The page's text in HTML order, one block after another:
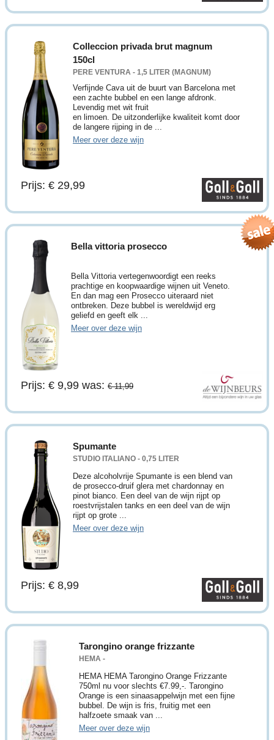
Colleccion privada brut magnum
150cl
PERE VENTURA - 1,5 LITER (MAGNUM)
Verfijnde Cava uit de buurt van Barcelona met
een zachte bubbel en een lange afdronk.
Levendig met wit fruit
en limoen. De uitzonderlijke kwaliteit komt door
de langere rijping in de ...
Meer over deze wijn
Prijs: € 29,99
Bella vittoria prosecco
Bella Vittoria vertegenwoordigt een reeks
prachtige en koopwaardige wijnen uit Veneto.
En dan mag een Prosecco uiteraard niet
ontbreken. Deze bubbel is wereldwijd erg
geliefd en geeft elk ...
Meer over deze wijn
Prijs: € 9,99 was: € 11,99
Spumante
STUDIO ITALIANO - 0,75 LITER
Deze alcoholvrije Spumante is een blend van
de prosecco-druif glera met chardonnay en
pinot bianco. Een deel van de wijn rijpt op
roestvrijstalen tanks en een deel van de wijn
rijpt op grote ...
Meer over deze wijn
Prijs: € 8,99
Tarongino orange frizzante
HEMA -
HEMA HEMA Tarongino Orange Frizzante
750ml nu voor slechts €7.99,-. Tarongino
Orange is een sinaasappelwijn met een fijne
bubbel. De wijn is fris, fruitig met een
halfzoete smaak van ...
Meer over deze wijn